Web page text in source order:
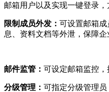
邮箱用户以及实现一键登录
限制成员外发： 可设置邮箱
息、资料文档等外泄，保障企
邮件监管： 可设定邮箱监控
分级管理： 可指定分级管理